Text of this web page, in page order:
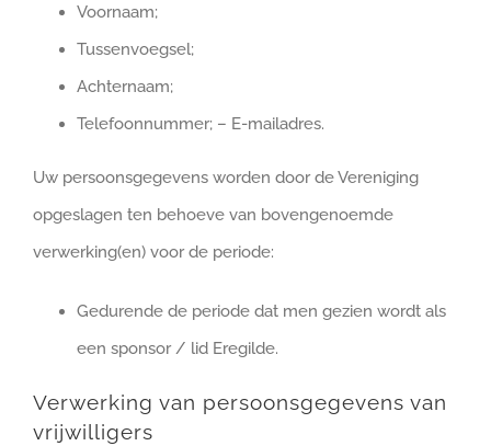
Voornaam;
Tussenvoegsel;
Achternaam;
Telefoonnummer; – E-mailadres.
Uw persoonsgegevens worden door de Vereniging
opgeslagen ten behoeve van bovengenoemde
verwerking(en) voor de periode:
Gedurende de periode dat men gezien wordt als
een sponsor / lid Eregilde.
Verwerking van persoonsgegevens van
vrijwilligers